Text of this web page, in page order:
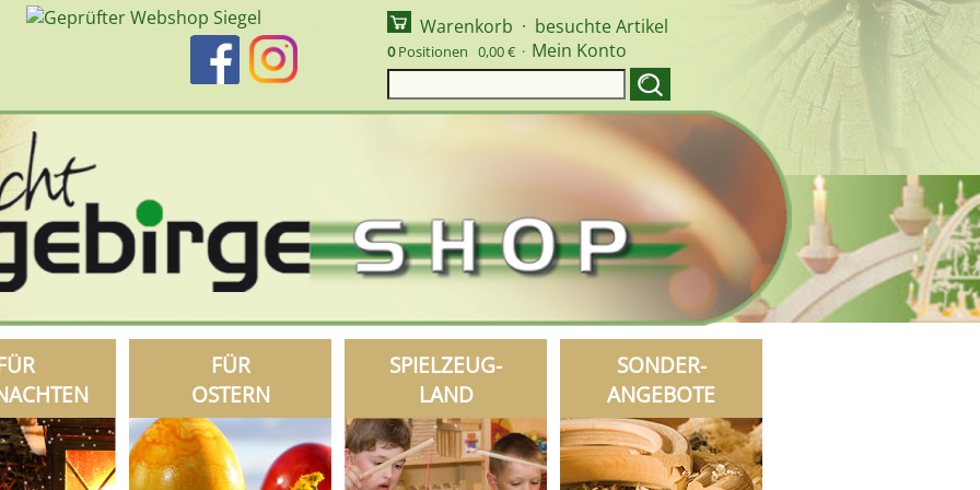
Warenkorb · besuchte Artikel
0Positionen 0,00 € · Mein Konto
FÜR
OSTERN
SPIELZEUG-
LAND
SONDER-
ANGEBOTE